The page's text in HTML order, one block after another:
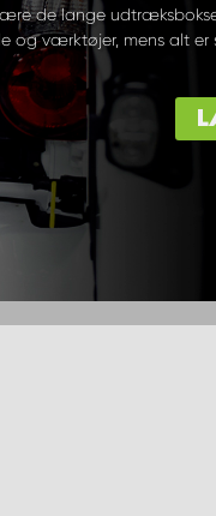
de lange
og værktøjer, mens alt er